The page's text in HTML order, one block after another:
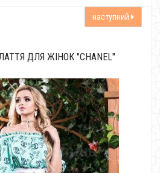
наступний
ДЛЯ ЖІНОК "CHANEL"